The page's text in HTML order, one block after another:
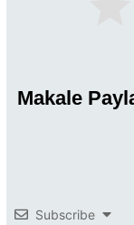
Makale
Subscribe